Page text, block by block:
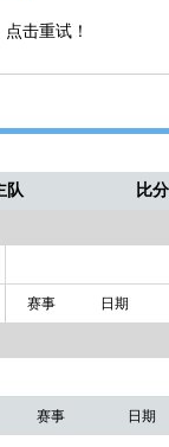
一个赛季！
沙盘和队友
！
击重试！
队 比分
赛事 日期
赛事 日期